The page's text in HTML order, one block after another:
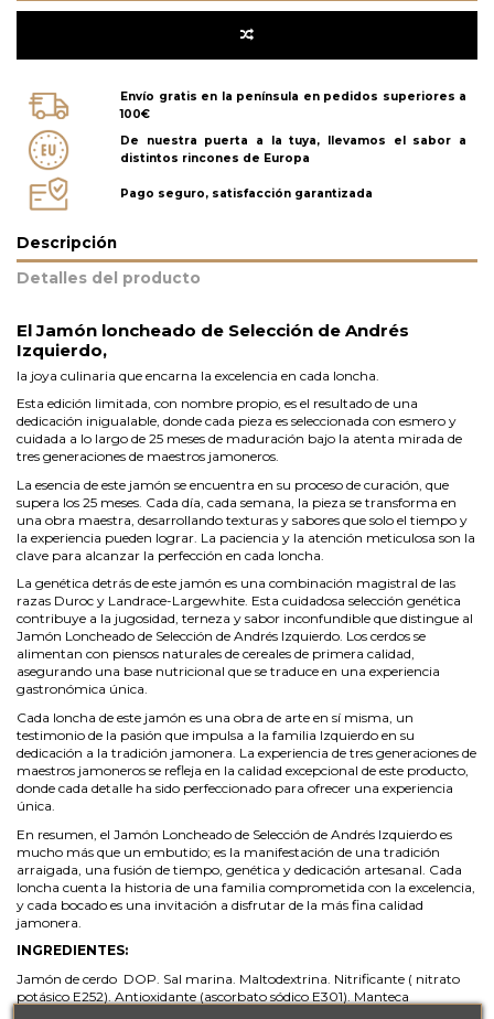
Envío gratis en la península en pedidos superiores a
100€
De nuestra puerta a la tuya, llevamos el sabor a
distintos rincones de Europa
Pago seguro, satisfacción garantizada
Descripción
Detalles del producto
El Jamón loncheado de Selección de Andrés
Izquierdo,
la joya culinaria que encarna la excelencia en cada loncha.
Esta edición limitada, con nombre propio, es el resultado de una
dedicación inigualable, donde cada pieza es seleccionada con esmero y
cuidada a lo largo de 25 meses de maduración bajo la atenta mirada de
tres generaciones de maestros jamoneros.
La esencia de este jamón se encuentra en su proceso de curación, que
supera los 25 meses. Cada día, cada semana, la pieza se transforma en
una obra maestra, desarrollando texturas y sabores que solo el tiempo y
la experiencia pueden lograr. La paciencia y la atención meticulosa son la
clave para alcanzar la perfección en cada loncha.
La genética detrás de este jamón es una combinación magistral de las
razas Duroc y Landrace-Largewhite. Esta cuidadosa selección genética
contribuye a la jugosidad, terneza y sabor inconfundible que distingue al
Jamón Loncheado de Selección de Andrés Izquierdo. Los cerdos se
alimentan con piensos naturales de cereales de primera calidad,
asegurando una base nutricional que se traduce en una experiencia
gastronómica única.
Cada loncha de este jamón es una obra de arte en sí misma, un
testimonio de la pasión que impulsa a la familia Izquierdo en su
dedicación a la tradición jamonera. La experiencia de tres generaciones de
maestros jamoneros se refleja en la calidad excepcional de este producto,
donde cada detalle ha sido perfeccionado para ofrecer una experiencia
única.
En resumen, el Jamón Loncheado de Selección de Andrés Izquierdo es
mucho más que un embutido; es la manifestación de una tradición
arraigada, una fusión de tiempo, genética y dedicación artesanal. Cada
loncha cuenta la historia de una familia comprometida con la excelencia,
y cada bocado es una invitación a disfrutar de la más fina calidad
jamonera.
INGREDIENTES:
Jamón de cerdo DOP. Sal marina. Maltodextrina. Nitrificante ( nitrato
potásico E252). Antioxidante (ascorbato sódico E301). Manteca